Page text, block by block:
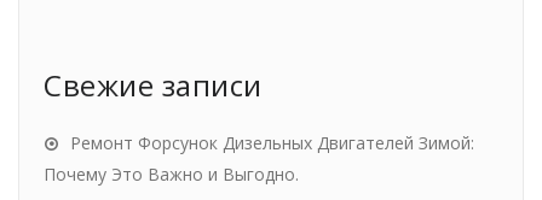
Свежие записи
Ремонт Форсунок Дизельных Двигателей Зимой:
Почему Это Важно и Выгодно.